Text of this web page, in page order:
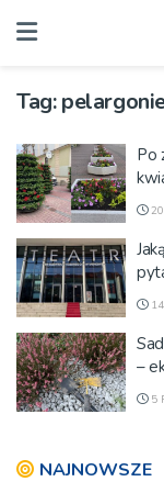
Tag:
Po
20
14
–
5
NAJNOWSZE